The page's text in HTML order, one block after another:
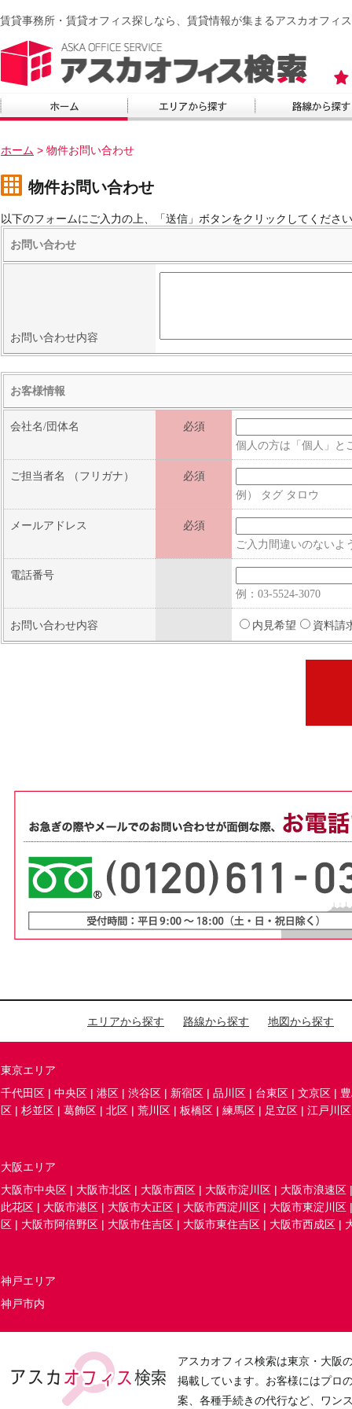
賃貸事務所・賃貸オフィス探しなら、賃貸情報が集まるアスカオフィ
ホーム > 物件お問い合わせ
物件お問い合わせ
以下のフォームにご入力の上、「送信」ボタンをクリックしてくださ
お問い合わせ
お問い合わせ内容
お客様情報
会社名/団体名
必須
個人の方は「個人」と
ご担当者名 （フリガナ）
必須
例） タグ タロウ
メールアドレス
必須
ご入力間違いのないよ
電話番号
例：03-5524-3070
お問い合わせ内容 内見希望 資料請
エリアから探す 路線から探す 地図から探す
東京エリア
千代田区 | 中央区 | 港区 | 渋谷区 | 新宿区 | 品川区 | 台東区 | 文京区 |
区 | 杉並区 | 葛飾区 | 北区 | 荒川区 | 板橋区 | 練馬区 | 足立区 | 江戸川区
大阪エリア
大阪市中央区 | 大阪市北区 | 大阪市西区 | 大阪市淀川区 | 大阪市浪速区
此花区 | 大阪市港区 | 大阪市大正区 | 大阪市西淀川区 | 大阪市東淀川区
区 | 大阪市阿倍野区 | 大阪市住吉区 | 大阪市東住吉区 | 大阪市西成区 |
神戸エリア
神戸市内
アスカオフィス検索は東京・大阪
掲載しています。お客様にはプロ
案、各種手続きの代行など、ワン